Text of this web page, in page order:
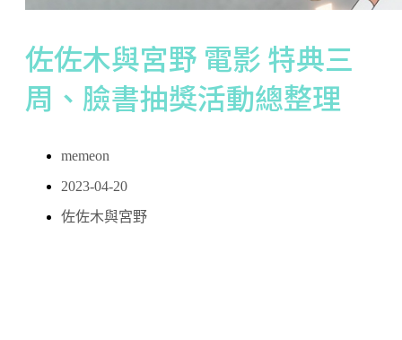
佐佐木與宮野 電影 特典三
周、臉書抽獎活動總整理
memeon
2023-04-20
佐佐木與宮野